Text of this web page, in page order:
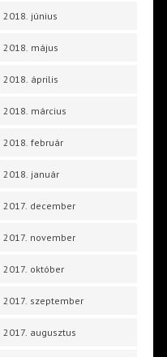
2018. június
2018. május
2018. április
2018. március
2018. február
2018. január
2017. december
2017. november
2017. október
2017. szeptember
2017. augusztus